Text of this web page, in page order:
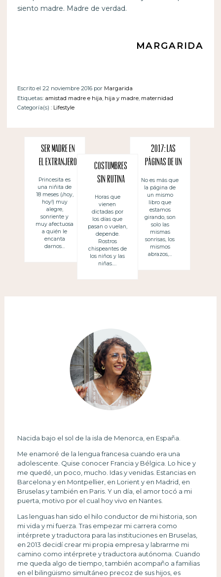
siento madre. Madre de verdad.
MARGARIDA
Escrito el 22 noviembre 2016 por Margarida
Etiquetas: amistad madre e hija, hija y madre, maternidad
Categoría(s) : Lifestyle
Ser madre en
el extranjero
Princesita es
una niñita de
18 meses (¡hoy,
hoy!) muy
alegre,
sonriente y
muy afectuosa
a quién le
encanta
darnos…
Costumbres
sin rutina
Horas que
vienen
dictadas por
los días que
pasan o vuelan,
depende.
Rostros
chispeantes de
los niños y las
niñas….
2017: Las
páginas de un
libro que
tenemos que
amar
No es más que
la página de
un mismo
libro que
estamos
girando, son
solo las
mismas
sonrisas, los
mismos
abrazos,…
Nacida bajo el sol de la isla de Menorca, en España.
Me enamoré de la lengua francesa cuando era una
adolescente. Quise conocer Francia y Bélgica. Lo hice y
me quedé, un poco, mucho. Idas y venidas. Estancias en
Barcelona y en Montpellier, en Lorient y en Madrid, en
Bruselas y también en Paris. Y un día, el amor tocó a mi
puerta, motivo por el cual hoy vivo en Nantes.
Las lenguas han sido el hilo conductor de mi historia, son
mi vida y mi fuerza. Tras empezar mi carrera como
intérprete y traductora para las instituciones en Bruselas,
en 2013 decidí crear mi propia empresa y labrarme mi
camino como intérprete y traductora autónoma. Cuando
me queda algo de tiempo, también acompaño a familias
en el bilingüismo simultáneo precoz de sus hijos, es